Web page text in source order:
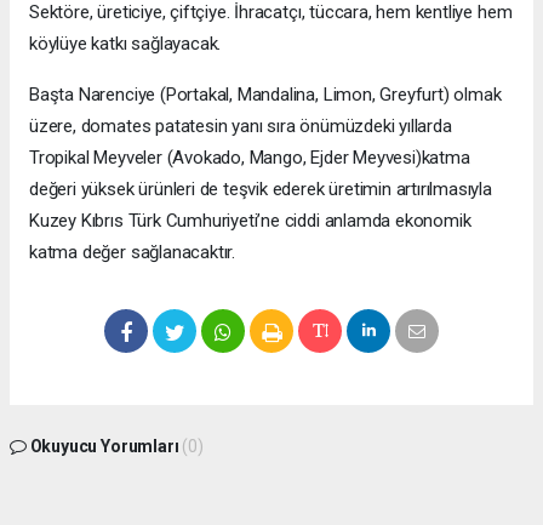
Sektöre, üreticiye, çiftçiye. İhracatçı, tüccara, hem kentliye hem
köylüye katkı sağlayacak.
Başta Narenciye (Portakal, Mandalina, Limon, Greyfurt) olmak
üzere, domates patatesin yanı sıra önümüzdeki yıllarda
Tropikal Meyveler (Avokado, Mango, Ejder Meyvesi)katma
değeri yüksek ürünleri de teşvik ederek üretimin artırılmasıyla
Kuzey Kıbrıs Türk Cumhuriyeti’ne ciddi anlamda ekonomik
katma değer sağlanacaktır.
Okuyucu Yorumları (0)